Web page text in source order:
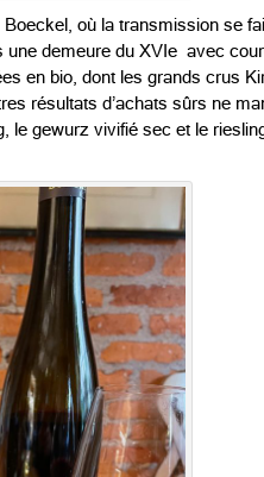
où la transmission se
une demeure du XVIe avec
en bio, dont les grands crus
résultats d’achats sûrs ne
le gewurz vivifié sec et le